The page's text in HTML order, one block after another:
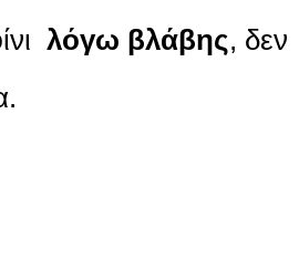
λόγω βλάβης, δεν